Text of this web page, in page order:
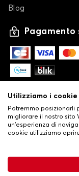
Blog
Pagamento
Condizioni
Politica sulla
Utilizziamo i cookie
Potremmo posizionarli
migliorare il nostro sito
un'esperienza di
cookie utilizziamo